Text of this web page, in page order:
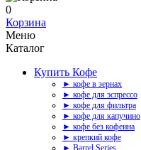
0
Корзина
Меню
Каталог
Купить Кофе
► кофе в зернах
► кофе для эспрессо
► кофе для фильтра
► кофе для капучино
► кофе без кофеина
► крепкий кофе
► Barrel Series